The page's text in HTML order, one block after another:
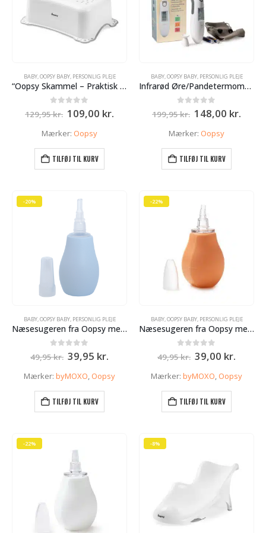
BABY,OOPSY BABY, PERSONLIG PLEJE
“Oopsy Skammel – Praktisk og Sikkert Design Hvid
ud af 5
129,95kr. Den
oprindelige
pris
129,95 kr..
109,00 kr.Den
109,00 kr..
Mærker: Oopsy
TILFØJ TIL KURV
BABY,OOPSY BABY, PERSONLIG PLEJE
Infrarød Øre/Pandetermometer fra Oopsy
ud af 5
199,95kr. Den
oprindelige
pris
199,95 kr..
148,00 kr.Den
Mærker: Oopsy
TILFØJ TIL KURV
-20%
BABY,OOPSY BABY, PERSONLIG PLEJE
Næsesugeren fra Oopsy med soft tip – blå
ud af 5
49,95kr. Den
oprindelige
pris
49,95 kr..
39,95 kr.Den
pris
er:
Mærker: byMOXO, Oopsy
TILFØJ TIL KURV
-22%
BABY,OOPSY BABY, PERSONLIG PLEJE
Næsesugeren fra Oopsy med soft tip – Fersken
ud af 5
49,95kr. Den
oprindelige
pris
49,95 kr..
39,00 kr.Den
pris
er:
Mærker: byMOXO, Oopsy
TILFØJ TIL KURV
-22% -8%